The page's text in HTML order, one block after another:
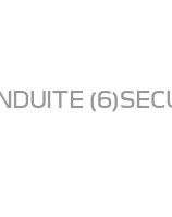
(6)